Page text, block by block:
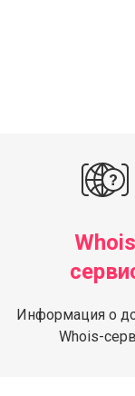
Whois
Информация о
Whois-